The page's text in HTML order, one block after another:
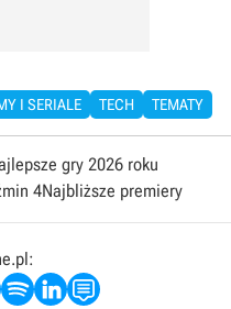
I SERIALE TECH TEMATY
gry 2026 roku
4Najbliższe premiery